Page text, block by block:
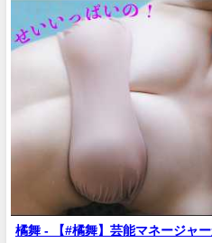
橘舞 - 【#橘舞】芸能マネージャ